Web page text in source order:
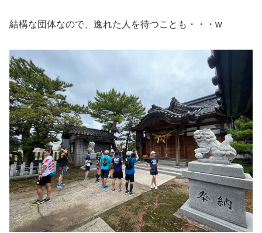
結構な団体なので、逸れた人を待つことも・・・w